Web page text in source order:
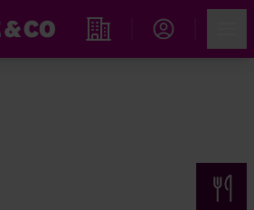
Propiedades